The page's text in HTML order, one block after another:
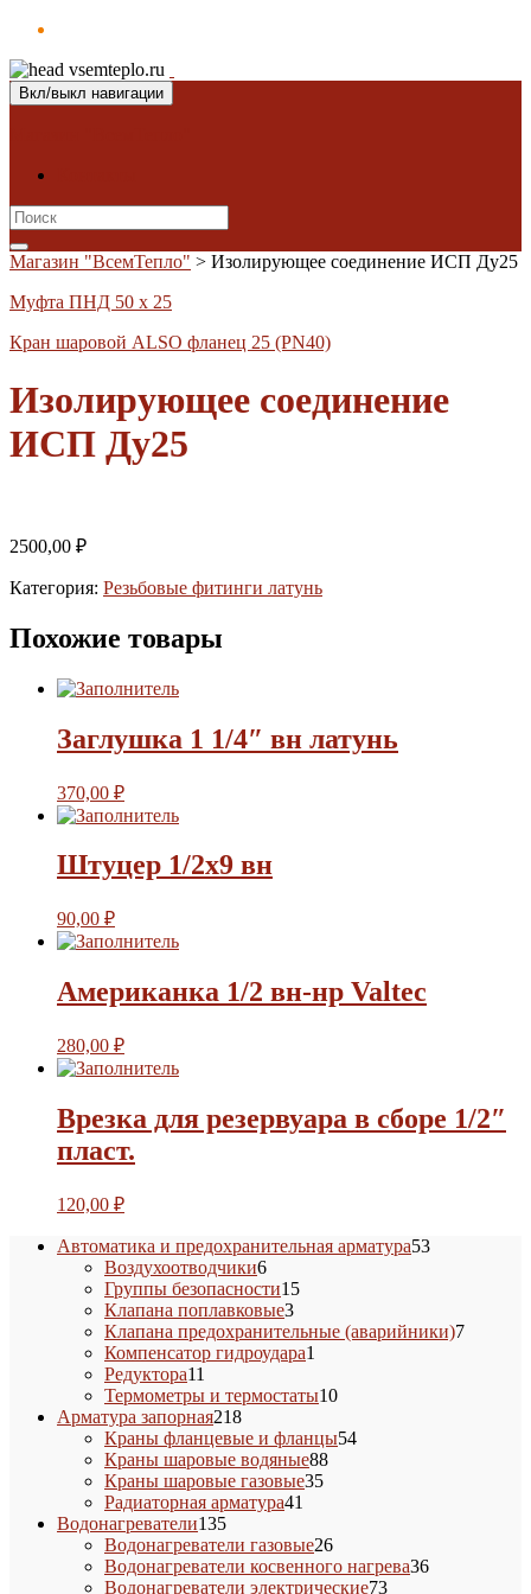
Вкл/выкл навигации
Search
for:
Магазин "ВсемТепло" > Изолирующее соединение ИСП Ду25
Муфта ПНД 50 х 25
Кран шаровой ALSO фланец 25 (PN40)
Изолирующее соединение
ИСП Ду25
2500,00 ₽
Категория: Резьбовые фитинги латунь
Похожие товары
Заглушка 1 1/4″ вн латунь
370,00 ₽
Штуцер 1/2х9 вн
90,00 ₽
Американка 1/2 вн-нр Valtec
280,00 ₽
Врезка для резервуара в сборе 1/2″
пласт.
120,00 ₽
Автоматика и предохранительная арматура5353
Воздухоотводчики66
товаров
Группы безопасности1515
Клапана поплавковые33
товара
Клапана предохранительные (аварийники)77
Компенсатор гидроудара1
Редуктора11
товаров
Термометры и термостаты1010
Арматура запорная218218
товаров
Краны фланцевые и фланцы5454
Краны шаровые водяные8888
Краны шаровые газовые3535
Радиаторная арматура41
Водонагреватели135135
товаров
Водонагреватели газовые2626
товаров
Водонагреватели косвенного нагрева3636
Водонагреватели электрические7373